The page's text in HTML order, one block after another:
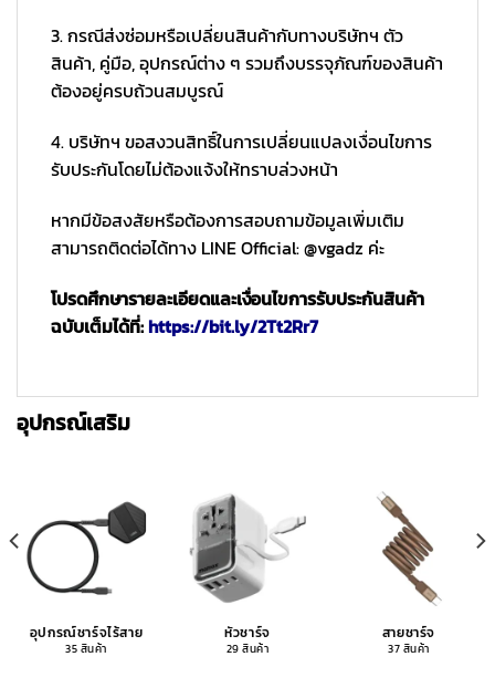
3. กรณีส่งซ่อมหรือเปลี่ยนสินค้ากับทางบริษัทฯ ตัว
สินค้า, คู่มือ, อุปกรณ์ต่าง ๆ รวมถึงบรรจุภัณฑ์ของสินค้า
ต้องอยู่ครบถ้วนสมบูรณ์
4. บริษัทฯ ขอสงวนสิทธิ์ในการเปลี่ยนแปลงเงื่อนไขการ
รับประกันโดยไม่ต้องแจ้งให้ทราบล่วงหน้า
หากมีข้อสงสัยหรือต้องการสอบถามข้อมูลเพิ่มเติม
สามารถติดต่อได้ทาง LINE Official: @vgadz ค่ะ
โปรดศึกษารายละเอียดและเงื่อนไขการรับประกันสินค้า
ฉบับเต็มได้ที่:https://bit.ly/2Tt2Rr7
อุปกรณ์เสริม
อุปกรณ์ชาร์จไร้สาย
35 สินค้า
หัวชาร์จ
29 สินค้า
สายชาร์จ
37 สินค้า